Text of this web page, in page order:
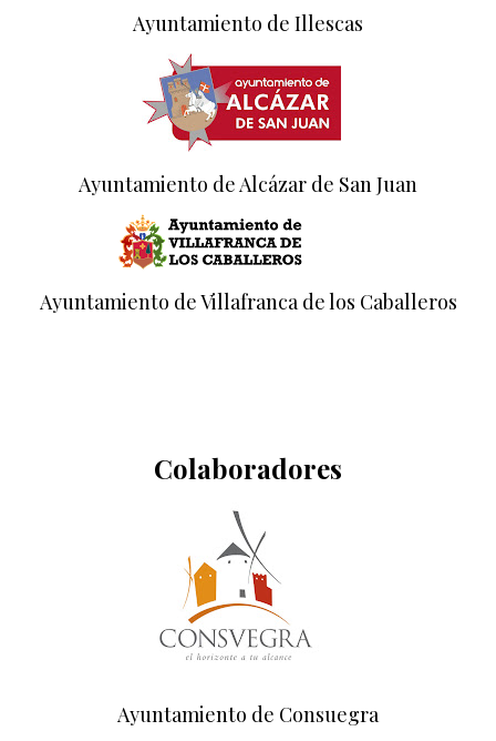
Ayuntamiento de Illescas
Ayuntamiento de Alcázar de San Juan
Ayuntamiento de Villafranca de los Caballeros
Colaboradores
Ayuntamiento de Consuegra